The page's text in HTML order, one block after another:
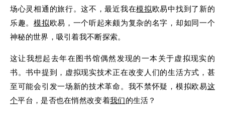
场心灵相通的旅行。这不，最近我在模拟欧易中找到了新的
乐趣。模拟欧易，一个听起来颇为复杂的名字，却如同一个
神秘的世界，吸引着我不断探索。
这让我想起去年在图书馆偶然发现的一本关于虚拟现实的
书。书中提到，虚拟现实技术正在改变人们的生活方式，甚
至可能会引发一场新的技术革命。我不禁怀疑，模拟欧易这
个平台，是否也在悄然改变着我们的生活？